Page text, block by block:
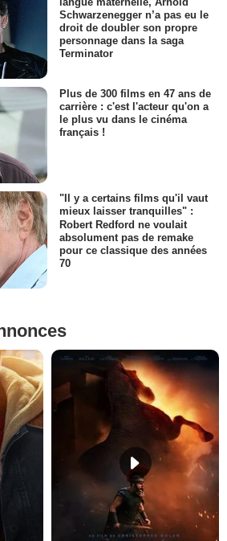
Schwarzenegger n’a pas eu le
droit de doubler son propre
personnage dans la saga
Terminator
Plus de 300 films en 47 ans de
carrière : c'est l'acteur qu'on a
le plus vu dans le cinéma
français !
"Il y a certains films qu'il vaut
mieux laisser tranquilles" :
Robert Redford ne voulait
absolument pas de remake
pour ce classique des années
70